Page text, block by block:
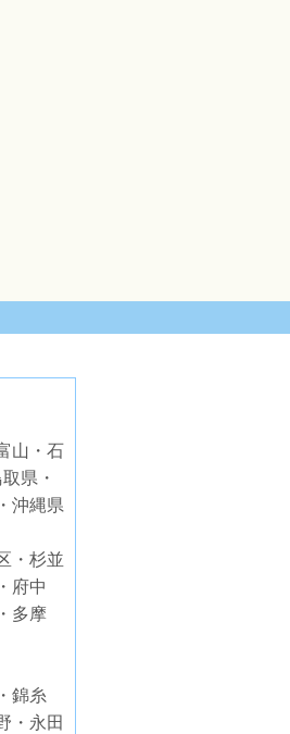
山・石
県・
沖縄県
・杉並
府中
多摩
錦糸
・永田